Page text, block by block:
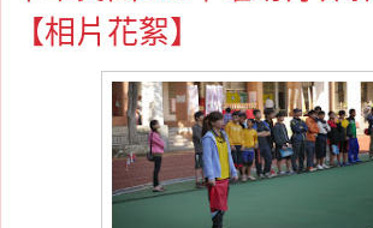
【相片花絮】